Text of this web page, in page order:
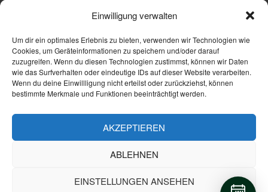
Einwilligung verwalten
Um dir ein optimales Erlebnis zu bieten, verwenden wir Technologien wie
Cookies, um Geräteinformationen zu speichern und/oder darauf
zuzugreifen. Wenn du diesen Technologien zustimmst, können wir Daten
wie das Surfverhalten oder eindeutige IDs auf dieser Website verarbeiten.
Wenn du deine Einwillligung nicht erteilst oder zurückziehst, können
bestimmte Merkmale und Funktionen beeinträchtigt werden.
AKZEPTIEREN
ABLEHNEN
EINSTELLUNGEN ANSEHEN
Cookie-Richtlinie (EU)
Cookie-Einstellungen
Suche
Design.